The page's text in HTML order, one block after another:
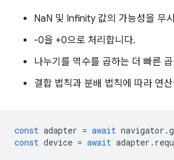
NaN 및 Infinity 값의 가능성을 무
-0을 +0으로 처리합니다.
나누기를 역수를 곱하는 더 빠른
결합 법칙과 분배 법칙에 따라 연
const adapter = await navigator .
const device = await adapter .